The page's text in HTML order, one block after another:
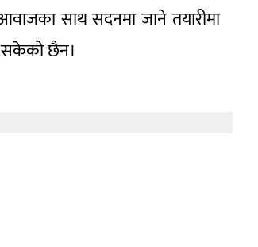
साथ सदनमा जाने तयारीमा
सकेको छैन।